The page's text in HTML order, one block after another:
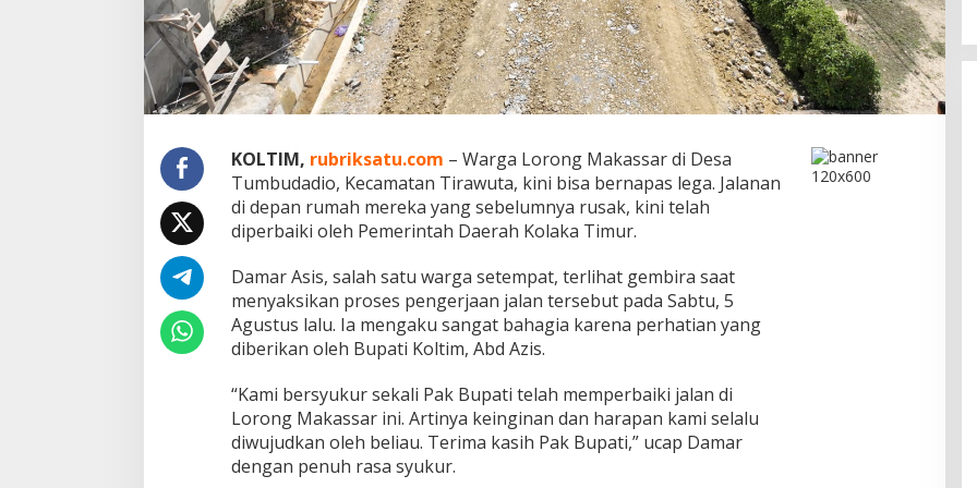
s
s
a
r
,
W
g
a
e
i
m
a
a
i
P
a
B
KOLTIM, rubriksatu.com – Warga Lorong Makassar di Desa
Tumbudadio, Kecamatan Tirawuta, kini bisa bernapas lega. Jalanan
di depan rumah mereka yang sebelumnya rusak, kini telah
diperbaiki oleh Pemerintah Daerah Kolaka Timur.
Damar Asis, salah satu warga setempat, terlihat gembira saat
menyaksikan proses pengerjaan jalan tersebut pada Sabtu, 5
Agustus lalu. Ia mengaku sangat bahagia karena perhatian yang
diberikan oleh Bupati Koltim, Abd Azis.
“Kami bersyukur sekali Pak Bupati telah memperbaiki jalan di
Lorong Makassar ini. Artinya keinginan dan harapan kami selalu
diwujudkan oleh beliau. Terima kasih Pak Bupati,” ucap Damar
dengan penuh rasa syukur.